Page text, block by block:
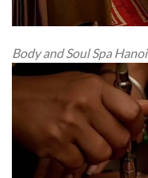
Body and Soul Spa Hanoi